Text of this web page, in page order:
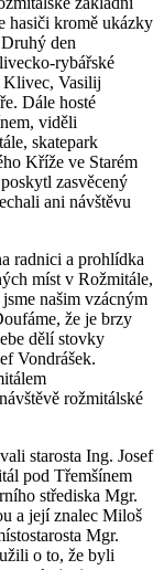
hasiči kromě ukázky
den
rybářské
Klivec, Vasilij
Dále hosté
viděli
skatepark
Kříže ve Starém
zasvěcený
ani návštěvu
radnici a prohlídka
míst v Rožmitále,
našim vzácným
že je brzy
dělí stovky
Vondrášek.
rožmitálské
starosta Ing. Josef
pod Třemšínem
střediska Mgr.
a její znalec Miloš
Mgr.
o to, že byli